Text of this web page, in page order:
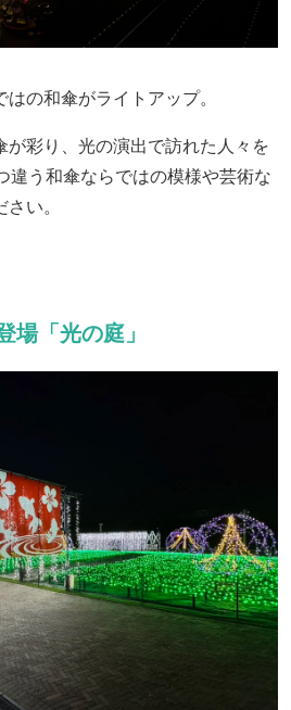
の和傘がライトアップ。
彩り、光の演出で訪れた人々を
違う和傘ならではの模様や芸術な
い。
「光の庭」